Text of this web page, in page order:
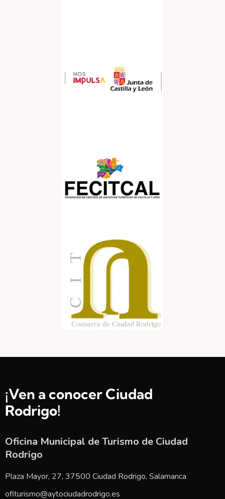
¡Ven a conocer Ciudad
Rodrigo!
Oficina Municipal de Turismo de Ciudad
Rodrigo
Plaza Mayor, 27, 37500 Ciudad Rodrigo, Salamanca
ofiturismo@aytociudadrodrigo.es